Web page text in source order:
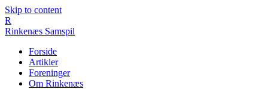
Skip to content
R
Rinkenæs Samspil
Forside
Artikler
Foreninger
Om Rinkenæs